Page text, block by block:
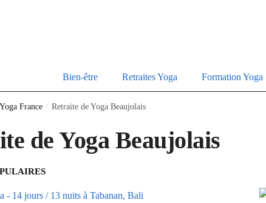
Bien-être Retraites Yoga Formation Yoga
France / Retraite de Yoga Beaujolais
de Yoga Beaujolais
- 14 jours / 13 nuits à Tabanan, Bali